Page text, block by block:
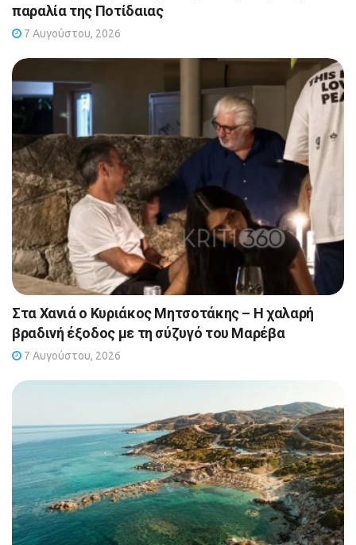
παραλία της Ποτίδαιας
7 Αυγούστου, 2026
Στα Χανιά ο Κυριάκος Μητσοτάκης – Η χαλαρή
βραδινή έξοδος με τη σύζυγό του Μαρέβα
7 Αυγούστου, 2026